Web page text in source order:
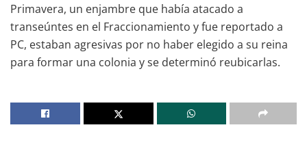
Primavera, un enjambre que había atacado a
transeúntes en el Fraccionamiento y fue reportado a
PC, estaban agresivas por no haber elegido a su reina
para formar una colonia y se determinó reubicarlas.